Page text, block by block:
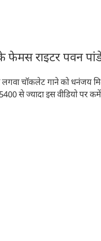
राइटर पवन
लगवा चॉकलेट गाने को धनंजय
से ज्यादा इस वीडियो पर